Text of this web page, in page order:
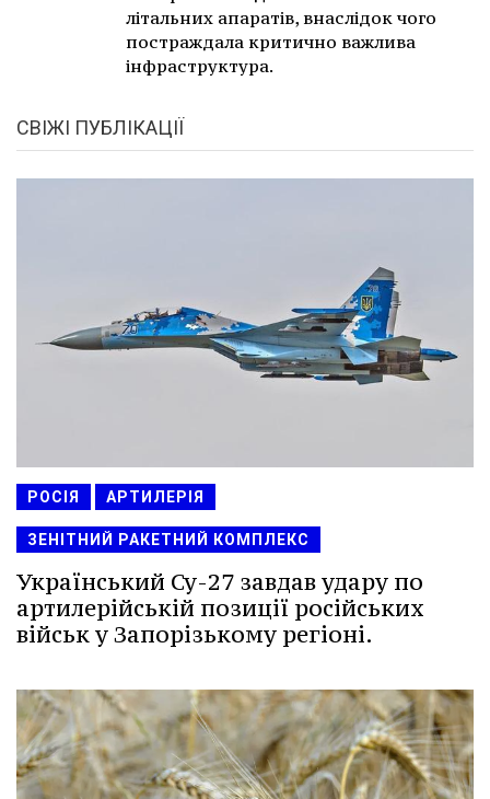
літальних апаратів, внаслідок чого
постраждала критично важлива
інфраструктура.
СВІЖІ ПУБЛІКАЦІЇ
РОСІЯ АРТИЛЕРІЯ
ЗЕНІТНИЙ РАКЕТНИЙ КОМПЛЕКС
Український Су-27 завдав удару по
артилерійській позиції російських
військ у Запорізькому регіоні.